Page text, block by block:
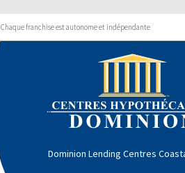
Chaque franchise est autonome et indépendante
Dominion Lending Centres